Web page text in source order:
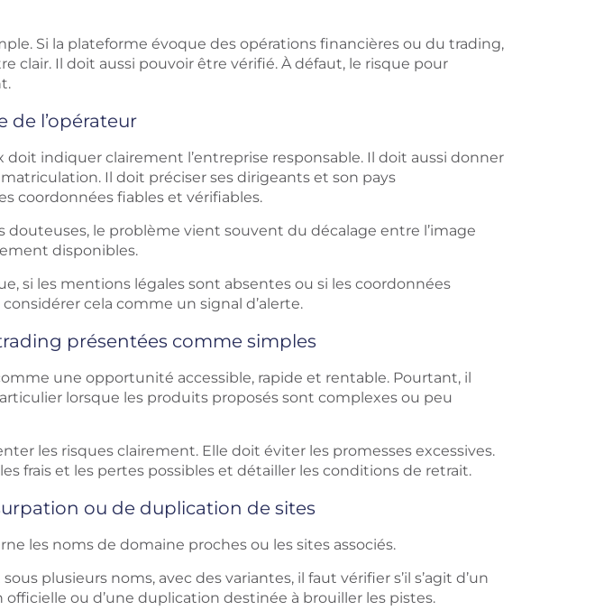
Si la plateforme évoque des opérations financières ou du trading,
clair. Il doit aussi pouvoir être vérifié. À défaut, le risque pour
de l’opérateur
doit indiquer clairement l’entreprise responsable. Il doit aussi donner
Il doit préciser ses dirigeants et son pays
coordonnées fiables et vérifiables.
douteuses, le problème vient souvent du décalage entre l’image
disponibles.
si les mentions légales sont absentes ou si les coordonnées
cela comme un signal d’alerte.
présentées comme simples
une opportunité accessible, rapide et rentable. Pourtant, il
lorsque les produits proposés sont complexes ou peu
les risques clairement. Elle doit éviter les promesses excessives.
frais et les pertes possibles et détailler les conditions de retrait.
ou de duplication de sites
les noms de domaine proches ou les sites associés.
plusieurs noms, avec des variantes, il faut vérifier s’il s’agit d’un
ou d’une duplication destinée à brouiller les pistes.